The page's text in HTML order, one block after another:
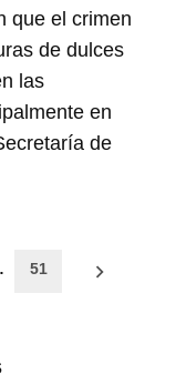
que el crimen
de dulces
las
en
de
51